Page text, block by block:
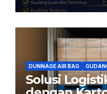
DUNNAGE AIR BAG
Solusi